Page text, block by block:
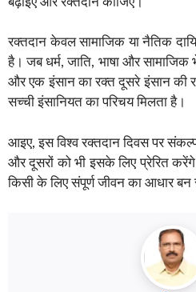
रक्तदान केवल सामाजिक या नैतिक
है। जब धर्म, जाति, भाषा और सामाजिक
और एक इंसान का रक्त दूसरे इंसान की
सच्ची इंसानियत का परिचय मिलता है।
आइए, इस विश्व रक्तदान दिवस पर
और दूसरों को भी इसके लिए प्रेरित
किसी के लिए संपूर्ण जीवन का आधार